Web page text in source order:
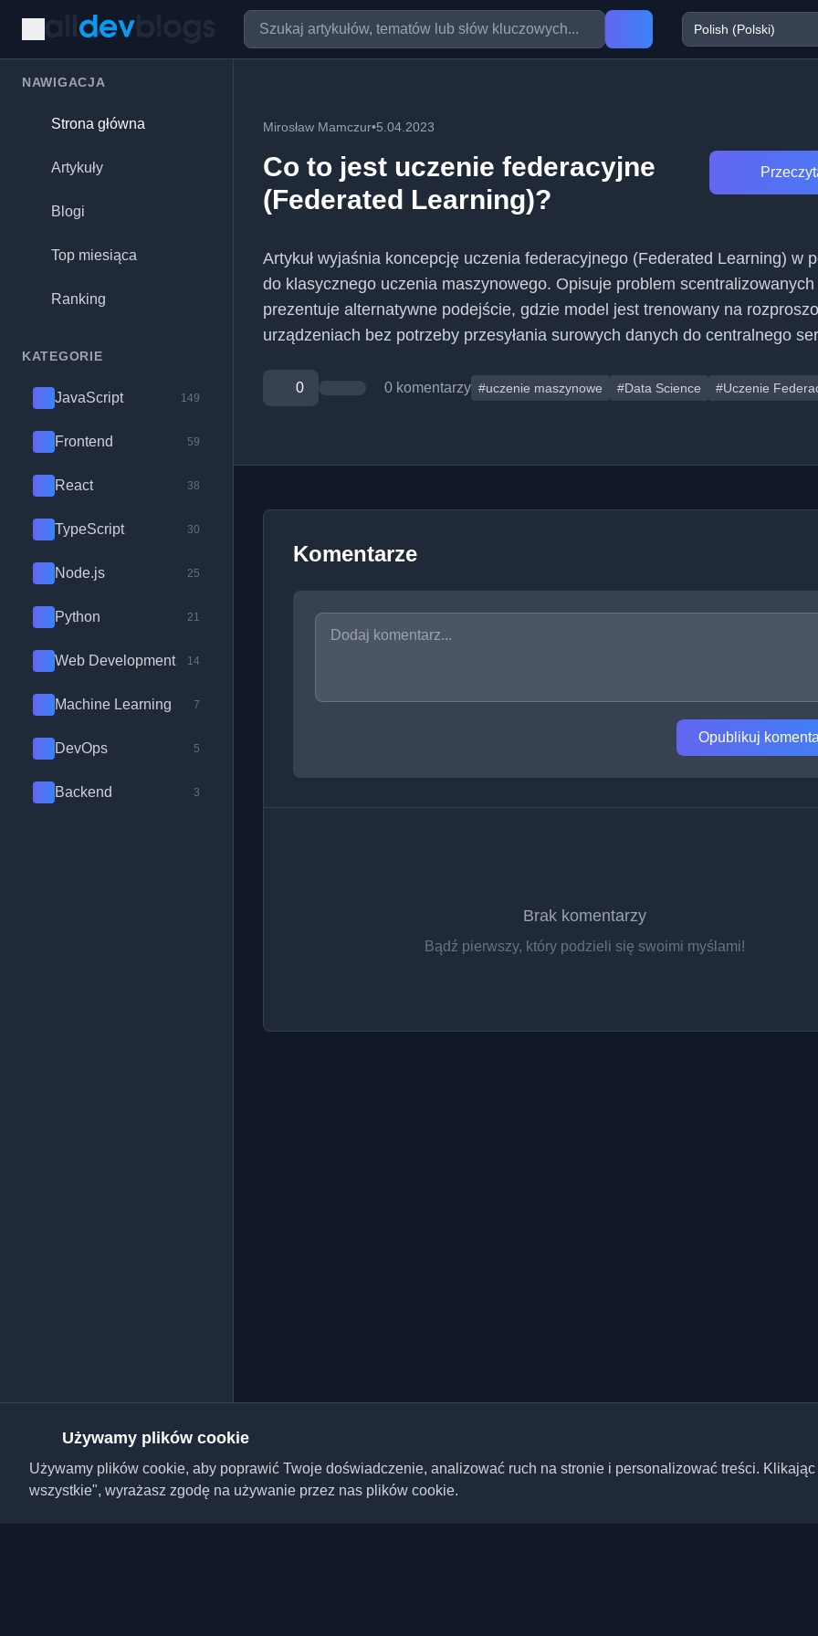
NAWIGACJA
Strona główna
Artykuły
Blogi
Top miesiąca
Ranking
KATEGORIE
JavaScript 149
Frontend 59
React 38
TypeScript 30
Node.js 25
Python 21
Web Development 14
Machine Learning 7
DevOps 5
Backend 3
Mirosław Mamczur•5.04.2023
Co to jest uczenie federacyjne
(Federated Learning)?
Artykuł wyjaśnia koncepcję uczenia federacyjnego (Federated Learning) w
do klasycznego uczenia maszynowego. Opisuje problem scentralizowanych
prezentuje alternatywne podejście, gdzie model jest trenowany na
urządzeniach bez potrzeby przesyłania surowych danych do centralnego
0 0 komentarzy #uczenie maszynowe #Data Science #Uczenie
Komentarze
Opublikuj
Brak komentarzy
Bądź pierwszy, który podzieli się swoimi myślami!
Używamy plików cookie
Używamy plików cookie, aby poprawić Twoje doświadczenie, analizować ruch na stronie i personalizować treści.
wszystkie", wyrażasz zgodę na używanie przez nas plików cookie.